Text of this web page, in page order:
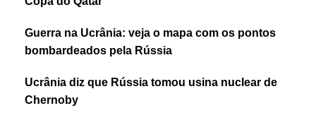
Guerra na Ucrânia: veja o mapa com os pontos
bombardeados pela Rússia
Ucrânia diz que Rússia tomou usina nuclear de
Chernoby